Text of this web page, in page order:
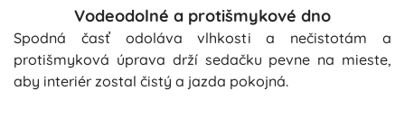
Vodeodolné a protišmykové dno
Spodná časť odoláva vlhkosti a nečistotám a
protišmyková úprava drží sedačku pevne na mieste,
aby interiér zostal čistý a jazda pokojná.